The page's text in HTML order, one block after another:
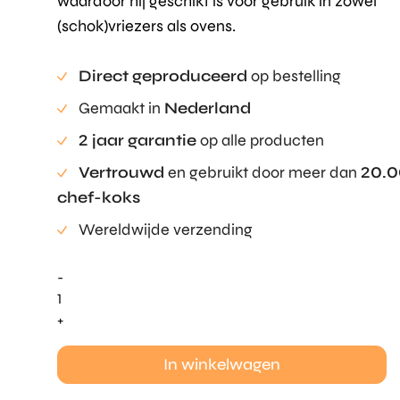
(schok)vriezers als ovens.
Direct geproduceerd op bestelling
Gemaakt in Nederland
2 jaar garantieop alle producten
Vertrouwd en gebruikt door meer dan
chef-koks
Wereldwijde verzending
-
Linea
Taco
aantal
+
In winkelwagen